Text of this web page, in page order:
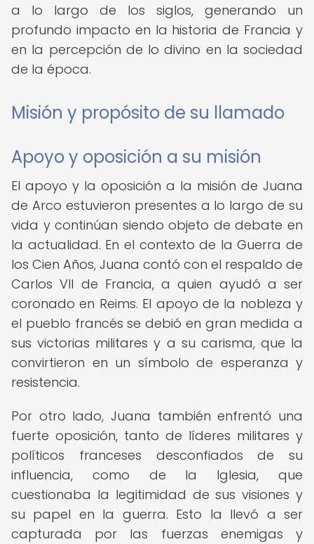
a lo largo de los siglos, generando un
profundo impacto en la historia de Francia y
en la percepción de lo divino en la sociedad
de la época.
Misión y propósito de su llamado
Apoyo y oposición a su misión
El apoyo y la oposición a la misión de Juana
de Arco estuvieron presentes a lo largo de su
vida y continúan siendo objeto de debate en
la actualidad. En el contexto de la Guerra de
los Cien Años, Juana contó con el respaldo de
Carlos VII de Francia, a quien ayudó a ser
coronado en Reims. El apoyo de la nobleza y
el pueblo francés se debió en gran medida a
sus victorias militares y a su carisma, que la
convirtieron en un símbolo de esperanza y
resistencia.
Por otro lado, Juana también enfrentó una
fuerte oposición, tanto de líderes militares y
políticos franceses desconfiados de su
influencia, como de la Iglesia, que
cuestionaba la legitimidad de sus visiones y
su papel en la guerra. Esto la llevó a ser
capturada por las fuerzas enemigas y